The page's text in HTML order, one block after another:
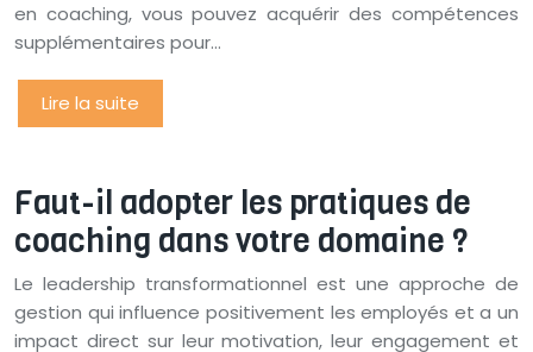
en coaching, vous pouvez acquérir des compétences
supplémentaires pour…
Lire la suite
Faut-il adopter les pratiques de
coaching dans votre domaine ?
Le leadership transformationnel est une approche de
gestion qui influence positivement les employés et a un
impact direct sur leur motivation, leur engagement et